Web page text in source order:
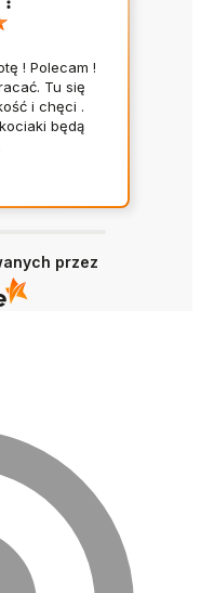
! Polecam !
Tu się
i chęci .
będą
przez